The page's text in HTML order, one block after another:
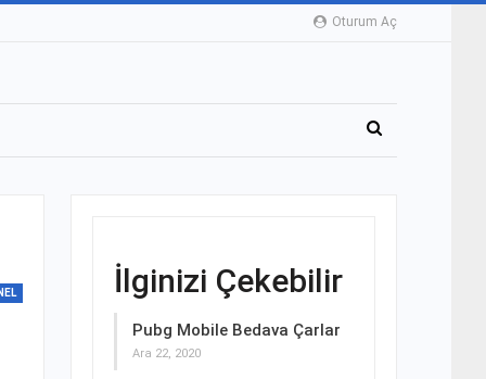
Oturum Aç
İlginizi Çekebilir
Pubg Mobile Bedava Çarlar
Ara 22, 2020